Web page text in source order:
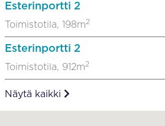
Esterinportti 2
Toimistotila, 198m2
Esterinportti 2
Toimistotila, 912m2
Näytä kaikki